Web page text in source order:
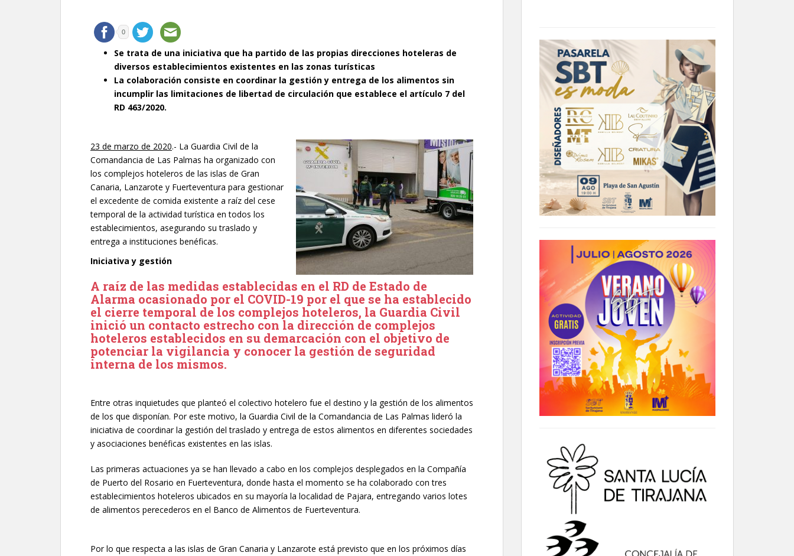
0
Se trata de una iniciativa que ha partido de las propias direcciones hoteleras de
diversos establecimientos existentes en las zonas turísticas
La colaboración consiste en coordinar la gestión y entrega de los alimentos sin
incumplir las limitaciones de libertad de circulación que establece el artículo 7 del
RD 463/2020.
23 de marzo de 2020.- La Guardia Civil de la
Comandancia de Las Palmas ha organizado con
los complejos hoteleros de las islas de Gran
Canaria, Lanzarote y Fuerteventura para gestionar
el excedente de comida existente a raíz del cese
temporal de la actividad turística en todos los
establecimientos, asegurando su traslado y
entrega a instituciones benéficas.
Iniciativa y gestión
A raíz de las medidas establecidas en el RD de Estado de
Alarma ocasionado por el COVID-19 por el que se ha establecido
el cierre temporal de los complejos hoteleros, la Guardia Civil
inició un contacto estrecho con la dirección de complejos
hoteleros establecidos en su demarcación con el objetivo de
potenciar la vigilancia y conocer la gestión de seguridad
interna de los mismos.
Entre otras inquietudes que planteó el colectivo hotelero fue el destino y la gestión de los alimentos
de los que disponían. Por este motivo, la Guardia Civil de la Comandancia de Las Palmas lideró la
iniciativa de coordinar la gestión del traslado y entrega de estos alimentos en diferentes sociedades
y asociaciones benéficas existentes en las islas.
Las primeras actuaciones ya se han llevado a cabo en los complejos desplegados en la Compañía
de Puerto del Rosario en Fuerteventura, donde hasta el momento se ha colaborado con tres
establecimientos hoteleros ubicados en su mayoría la localidad de Pajara, entregando varios lotes
de alimentos perecederos en el Banco de Alimentos de Fuerteventura.
Por lo que respecta a las islas de Gran Canaria y Lanzarote está previsto que en los próximos días